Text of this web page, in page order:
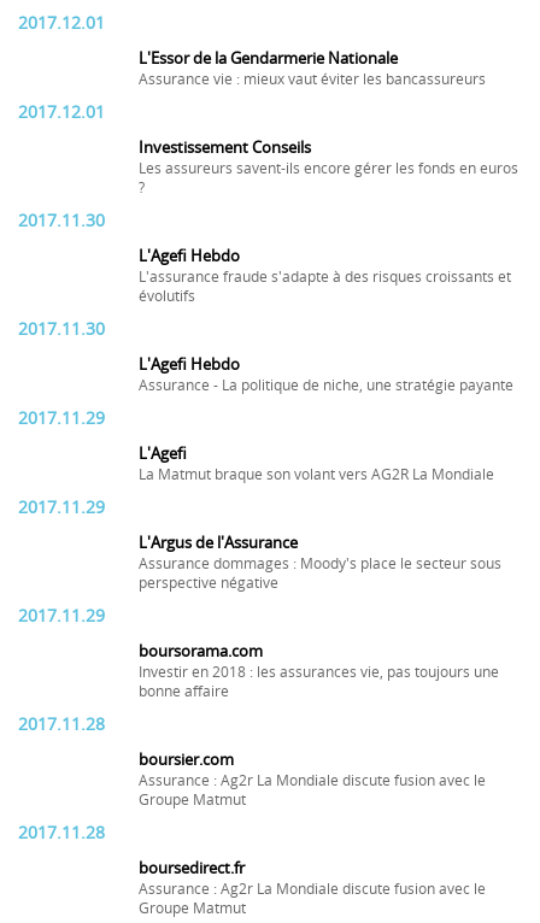
2017.12.01
L'Essor de la Gendarmerie Nationale
Assurance vie : mieux vaut éviter les bancassureurs
2017.12.01
Investissement Conseils
Les assureurs savent-ils encore gérer les fonds en euros
?
2017.11.30
L'Agefi Hebdo
L'assurance fraude s'adapte à des risques croissants et
évolutifs
2017.11.30
L'Agefi Hebdo
Assurance - La politique de niche, une stratégie payante
2017.11.29
L'Agefi
La Matmut braque son volant vers AG2R La Mondiale
2017.11.29
L'Argus de l'Assurance
Assurance dommages : Moody's place le secteur sous
perspective négative
2017.11.29
boursorama.com
Investir en 2018 : les assurances vie, pas toujours une
bonne affaire
2017.11.28
boursier.com
Assurance : Ag2r La Mondiale discute fusion avec le
Groupe Matmut
2017.11.28
boursedirect.fr
Assurance : Ag2r La Mondiale discute fusion avec le
Groupe Matmut